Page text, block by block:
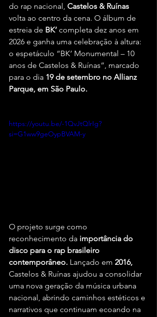
do rap nacional, Castelos & Ruínas
volta ao centro da cena. O álbum de
estreia de BK’ completa dez anos em
2026 e ganha uma celebração à altura:
o espetáculo “BK’ Monumental – 10
anos de Castelos & Ruínas”, marcado
para o dia 19 de setembro no Allianz
Parque, em São Paulo.
https://youtu.be/-1QvJtQlrIg?
si=G1ww9geOypBVAM-y
O projeto surge como
reconhecimento da importância do
disco para o rap brasileiro
contemporâneo. Lançado em 2016,
Castelos & Ruínas ajudou a consolidar
uma nova geração da música urbana
nacional, abrindo caminhos estéticos e
narrativos que continuam ecoando na